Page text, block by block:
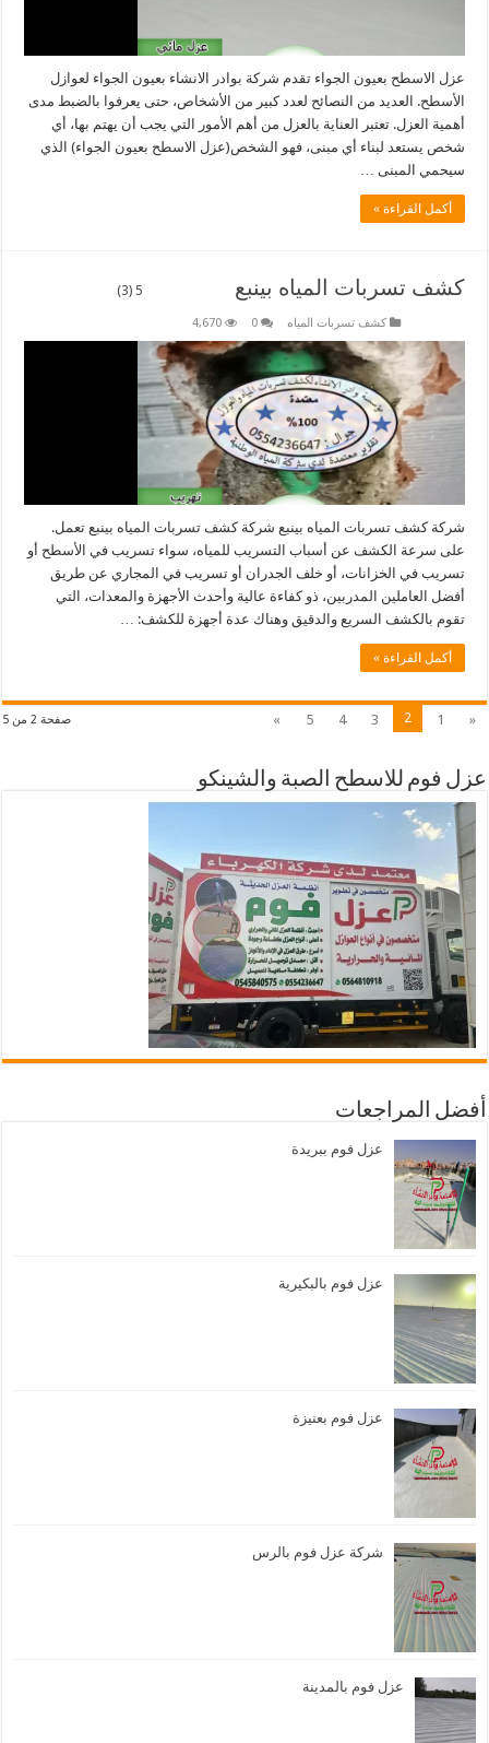
عزل الاسطح بعيون الجواء تقدم شركة بوادر الانشاء بعيون الجواء لعوازل
الأسطح. العديد من النصائح لعدد كبير من الأشخاص، حتى يعرفوا بالضبط مدى
أهمية العزل. تعتبر العناية بالعزل من أهم الأمور التي يجب أن يهتم بها، أي
شخص يستعد لبناء أي مبنى، فهو الشخص(عزل الاسطح بعيون الجواء) الذي
سيحمي المبنى …
أكمل القراءة »
كشف تسربات المياه بينبع 5 (3)
كشف تسربات المياه 0
4,670
شركة كشف تسربات المياه بينبع شركة كشف تسربات المياه بينبع تعمل.
على سرعة الكشف عن أسباب التسريب للمياه، سواء تسريب في الأسطح أو
تسريب في الخزانات، أو خلف الجدران أو تسريب في المجاري عن طريق
أفضل العاملين المدربين، ذو كفاءة عالية وأحدث الأجهزة والمعدات، التي
تقوم بالكشف السريع والدقيق وهناك عدة أجهزة للكشف: …
أكمل القراءة »
صفحة 2 من 5 «
1
2
3
4
5
»
عزل فوم للاسطح الصبة والشينكو
أفضل المراجعات
عزل فوم ببريدة
عزل فوم بالبكيرية
عزل فوم بعنيزة
شركة عزل فوم بالرس
عزل فوم بالمدينة